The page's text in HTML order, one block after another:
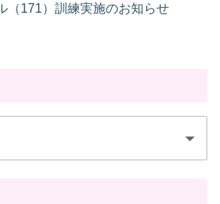
（171）訓練実施のお知らせ